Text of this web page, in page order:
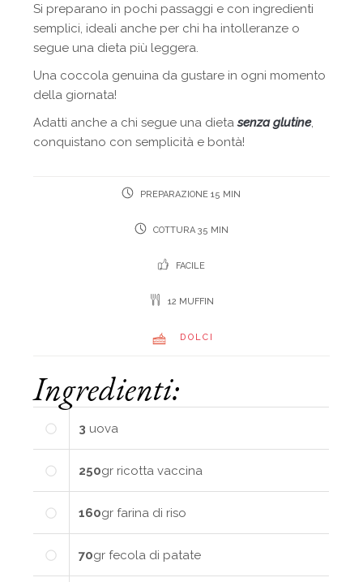
Si preparano in pochi passaggi e con ingredienti
semplici, ideali anche per chi ha intolleranze o
segue una dieta più leggera.
Una coccola genuina da gustare in ogni momento
della giornata!
Adatti anche a chi segue una dietasenza glutine,
conquistano con semplicità e bontà!
PREPARAZIONE 15 MIN
COTTURA 35 MIN
FACILE
12 MUFFIN
DOLCI
Ingredienti:
3 uova
250gr ricotta vaccina
160gr farina di riso
70gr fecola di patate